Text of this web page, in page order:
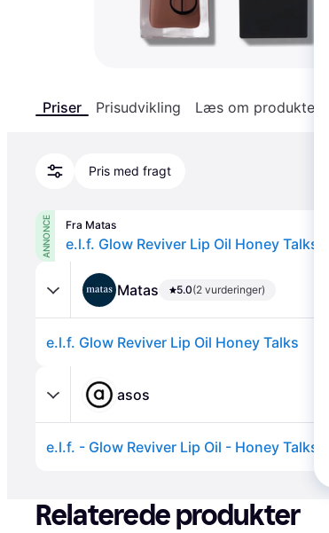
Priser Prisudvikling Læs om produktet
Pris med fragt
ANNONCE Fra Matas
e.l.f. Glow Reviver Lip Oil Honey Talks
Matas 5.0(2 vurderinger)
e.l.f. Glow Reviver Lip Oil Honey Talks
asos
e.l.f. - Glow Reviver Lip Oil - Honey
Relaterede produkter